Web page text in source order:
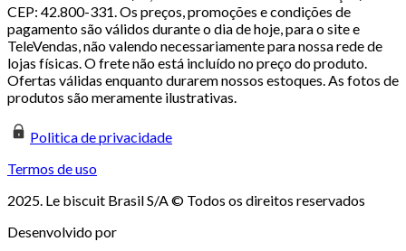
CEP: 42.800-331. Os preços, promoções e condições de
pagamento são válidos durante o dia de hoje, para o site e
TeleVendas, não valendo necessariamente para nossa rede de
lojas físicas. O frete não está incluído no preço do produto.
Ofertas válidas enquanto durarem nossos estoques. As fotos de
produtos são meramente ilustrativas.
Politica de privacidade
Termos de uso
2025. Le biscuit Brasil S/A © Todos os direitos reservados
Desenvolvido por